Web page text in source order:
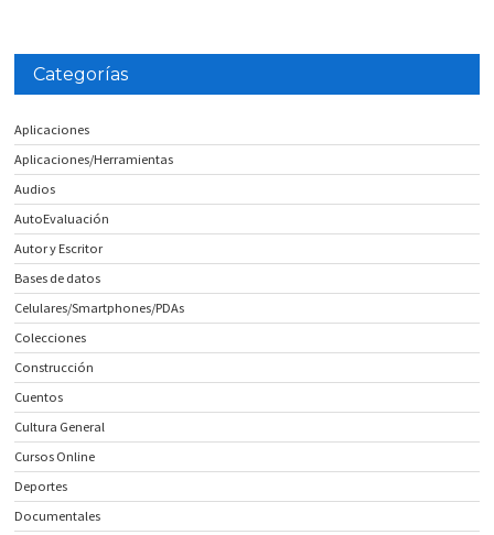
Categorías
Aplicaciones
Aplicaciones/Herramientas
Audios
AutoEvaluación
Autor y Escritor
Bases de datos
Celulares/Smartphones/PDAs
Colecciones
Construcción
Cuentos
Cultura General
Cursos Online
Deportes
Documentales